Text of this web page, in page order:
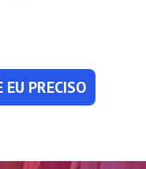
PRECISO